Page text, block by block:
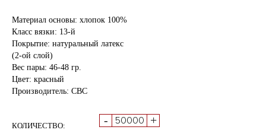
Материал основы: хлопок 100%
Класс вязки: 13-й
Покрытие: натуральный латекс
(2-ой слой)
Вес пары: 46-48 гр.
Цвет: красный
Производитель: СВС
КОЛИЧЕСТВО: - +